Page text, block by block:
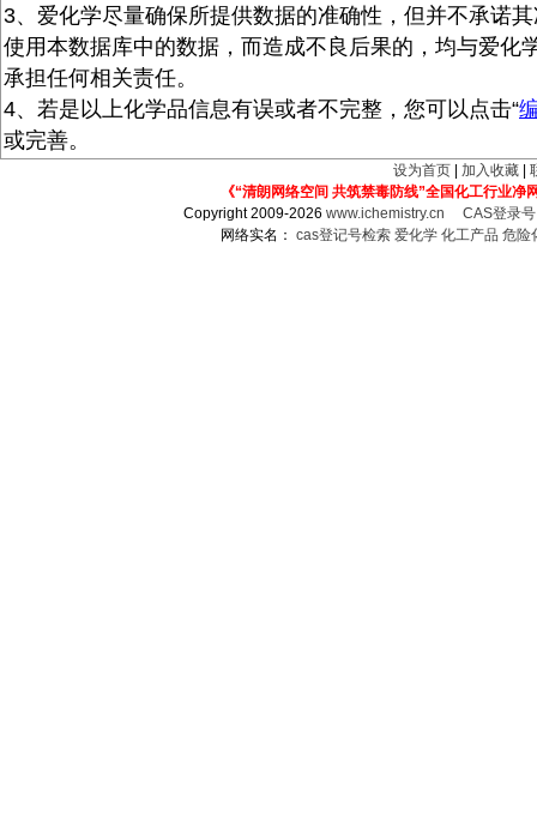
3、爱化学尽量确保所提供数据的准确性，但并不承诺
使用本数据库中的数据，而造成不良后果的，均与爱化
承担任何相关责任。
4、若是以上化学品信息有误或者不完整，您可以点击“
或完善。
设为首页 加入收藏
《“清朗网络空间 共筑禁毒防线”全国化工行业净
Copyright 2009-2026www.ichemistry.cn
CAS登录
网络实名： cas登记号检索 爱化学 化工产品 危险